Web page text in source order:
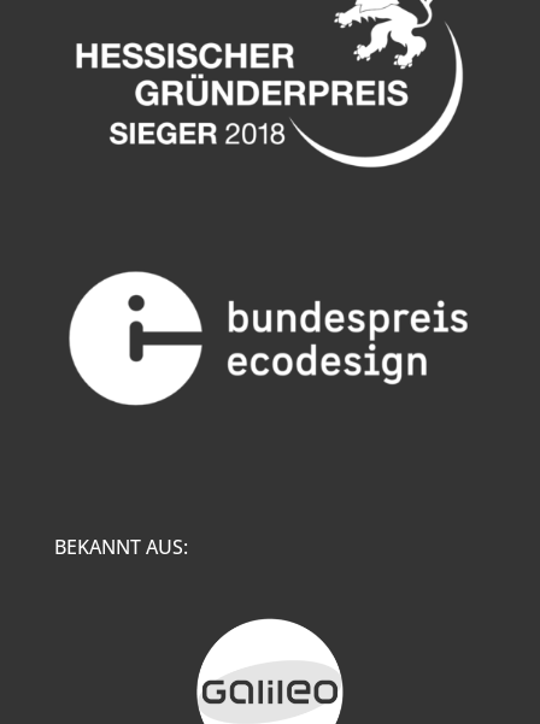
BEKANNT AUS: